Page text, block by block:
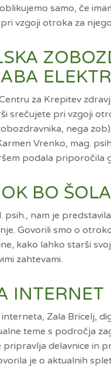
samo, če
vzgoji otroka za
za Krepitev
srečujete pri vzgoji
nega
Vrenko, mag.
podala priporočila
BO
psih., nam je
Govorili smo o
kako lahko starši
zahtevami.
INTERNET
Zala Bricelj,
teme s področja
delavnice in
je o aktualnih